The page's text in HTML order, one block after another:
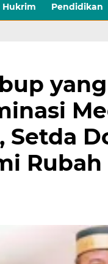
Hukrim Pendidikan
Setda
Rubah